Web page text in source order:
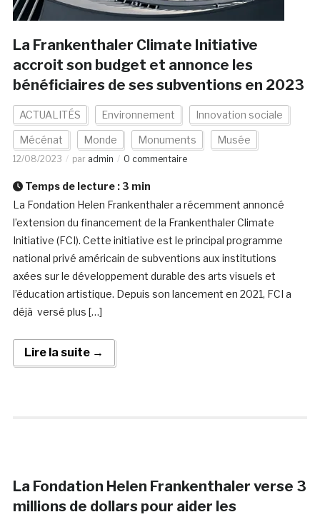
La Frankenthaler Climate Initiative
accroit son budget et annonce les
bénéficiaires de ses subventions en 2023
ACTUALITÉS Environnement Innovation sociale
Mécénat Monde Monuments Musée
12/08/2023 par admin 0 commentaire
Temps de lecture : 3 min
La Fondation Helen Frankenthaler a récemment annoncé
l’extension du financement de la Frankenthaler Climate
Initiative (FCI). Cette initiative est le principal programme
national privé américain de subventions aux institutions
axées sur le développement durable des arts visuels et
l’éducation artistique. Depuis son lancement en 2021, FCI a
déjà versé plus […]
Lire la suite →
La Fondation Helen Frankenthaler verse 3
millions de dollars pour aider les